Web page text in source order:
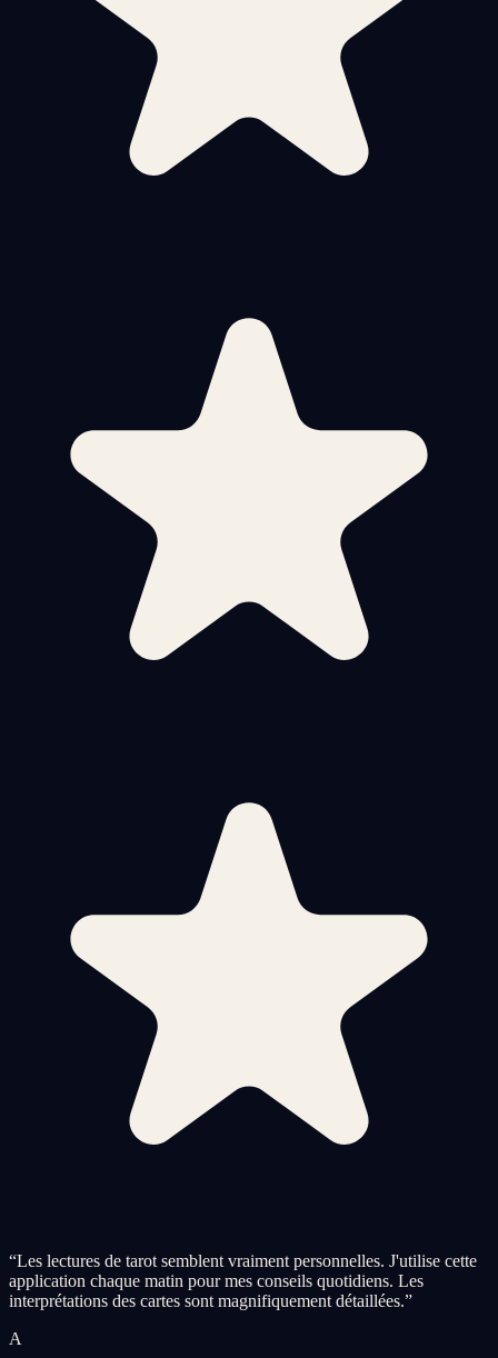
“Les lectures de tarot semblent vraiment personnelles. J'utilise cette
application chaque matin pour mes conseils quotidiens. Les
interprétations des cartes sont magnifiquement détaillées.”
A